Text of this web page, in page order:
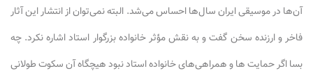
آن‌ها در موسیقی ایران سال‌ها احساس می‌شد. البته نمی‌توان از انتشار این آثار
فاخر و ارزنده سخن گفت و به نقش مؤثر خانواده بزرگوار استاد اشاره نکرد. چه
بسا اگر حمایت ها و همراهی‌های خانواده استاد نبود هیچگاه آن سکوت طولانی